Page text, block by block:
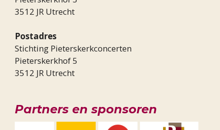
3512 JR Utrecht
Postadres
Stichting Pieterskerkconcerten
Pieterskerkhof 5
3512 JR Utrecht
Partners en sponsoren